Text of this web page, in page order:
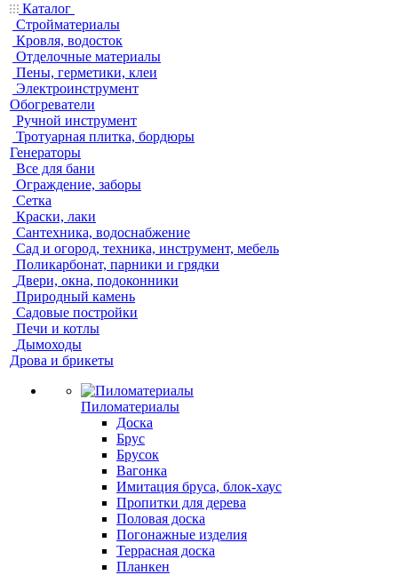
Каталог
Стройматериалы
Кровля, водосток
Отделочные материалы
Пены, герметики, клеи
Электроинструмент
Обогреватели
Ручной инструмент
Тротуарная плитка, бордюры
Генераторы
Все для бани
Ограждение, заборы
Сетка
Краски, лаки
Сантехника, водоснабжение
Сад и огород, техника, инструмент, мебель
Поликарбонат, парники и грядки
Двери, окна, подоконники
Природный камень
Садовые постройки
Печи и котлы
Дымоходы
Дрова и брикеты
Пиломатериалы
Доска
Брус
Брусок
Вагонка
Имитация бруса, блок-хаус
Пропитки для дерева
Половая доска
Погонажные изделия
Террасная доска
Планкен